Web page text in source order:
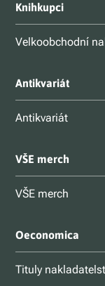
Knihkupci
Velkoobchodní
Antikvariát
Antikvariát
VŠE merch
VŠE merch
Oeconomica
Tituly